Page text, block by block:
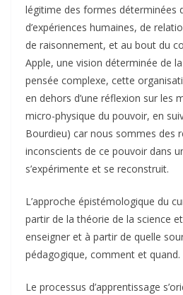
légitime des formes déterminées
d’expériences humaines, de
de raisonnement, et au bout du
Apple, une vision déterminée de
pensée complexe, cette
en dehors d’une réflexion sur les
micro-physique du pouvoir, en
Bourdieu) car nous sommes des
inconscients de ce pouvoir dans
s’expérimente et se reconstruit.
L’approche épistémologique du
partir de la théorie de la science
enseigner et à partir de quelle
pédagogique, comment et quand.
Le processus d’apprentissage